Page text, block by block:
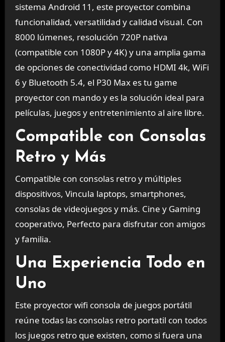
sistema Android 11, este proyector combina
funcionalidad, versatilidad y calidad visual. Con
8000 lúmenes, resolución 720P nativa
(compatible con 1080P y 4K) y una amplia gama
de opciones de conectividad como HDMI 4k, WiFi
6 y Bluetooth 5.4, el P30 Max es tu game
proyector con mando y es la solución ideal para
películas, juegos y entretenimiento al aire libre.
Compatible con Consolas
Retro y Más
Compatible con consolas retro y múltiples
dispositivos, Vincula laptops, smartphones,
consolas de videojuegos y más. Cine y Gaming
cooperativo, Perfecto para disfrutar con amigos
y familia.
Una Experiencia Todo en
Uno
Este proyector wifi consola de juegos portátil
reúne todas las consolas retro portatil con todos
los juegos retro que existen, como si fuera una